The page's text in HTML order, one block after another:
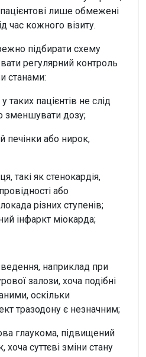
лише обмежені
час кожного візиту.
підбирати схему
регулярний контроль
станами:
таких пацієнтів не слід
зменшувати дозу;
або нирок,
такі як стенокардія,
або
різних ступенів;
інфаркт міокарда;
наприклад при
залози, хоча подібні
оскільки
тразодону є незначним;
глаукома, підвищений
суттєві зміни стану